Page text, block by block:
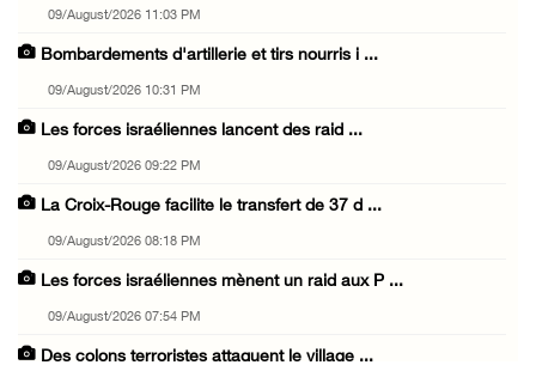
09/August/2026 11:03 PM
Bombardements d'artillerie et tirs nourris i ...
09/August/2026 10:31 PM
Les forces israéliennes lancent des raid ...
09/August/2026 09:22 PM
La Croix-Rouge facilite le transfert de 37 d ...
09/August/2026 08:18 PM
Les forces israéliennes mènent un raid aux P ...
09/August/2026 07:54 PM
Des colons terroristes attaquent le village ...